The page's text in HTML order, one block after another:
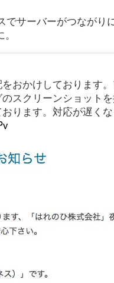
サーバーがつながり
おかけしております
スクリーンショット
ります。対応が遅く